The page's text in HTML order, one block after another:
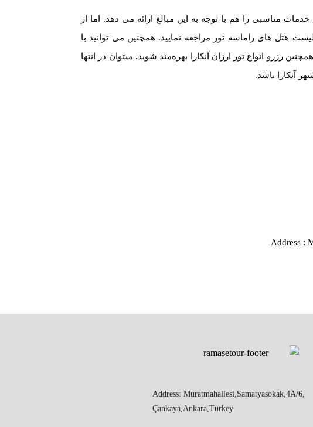
مناسبی را هم با توجه به این مبالغ ارائه می دهد. اما از
هتل های راماسه تور مراجعه نمایید. همچنین می توانید با
رزرو انواع تور ارزان آنکارا بهره‌مند شوید. میتوان در انتها
آنکارا باشد.
Address :
Address: Muratmahallesi,Samatyasokak,4A/6,
Çankaya,Ankara,Turkey